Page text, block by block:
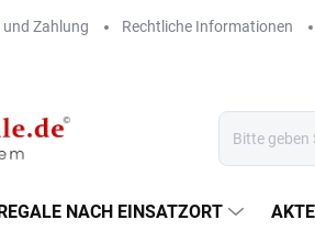
Zahlung Rechtliche Informationen
NACH EINSATZORT